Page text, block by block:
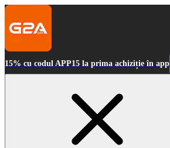
15% cu codul APP15 la prima achiziție în app